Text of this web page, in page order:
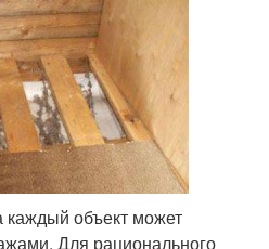
каждый объект может
Для рационального